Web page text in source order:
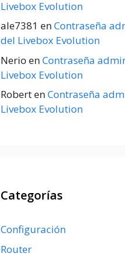
Livebox Evolution
ale7381 enContraseña
del Livebox Evolution
Nerio enContraseña
Livebox Evolution
RobertenContraseña
Livebox Evolution
Categorías
Configuración
Router